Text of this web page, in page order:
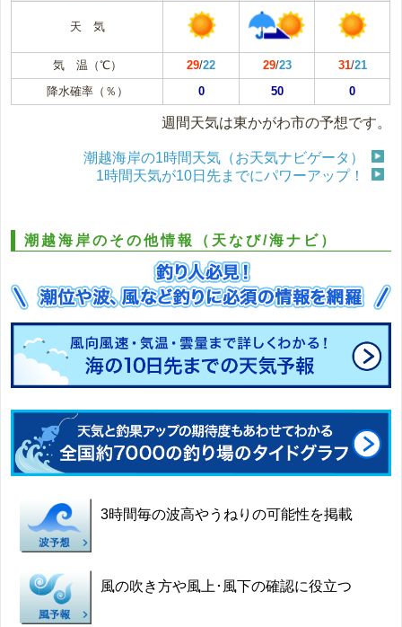
天 気
気 温（℃） 29/22 29/23 31/21
降水確率（％）
0 50 0
週間天気は東かがわ市の予想です。
潮越海岸の1時間天気（お天気ナビゲータ）
1時間天気が10日先までにパワーアップ！
潮越海岸のその他情報（天なび/海ナビ）
3時間毎の波高やうねりの可能性を掲載
風の吹き方や風上･風下の確認に役立つ